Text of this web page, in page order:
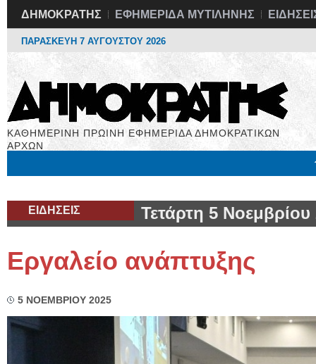
ΔΗΜΟΚΡΑΤΗΣ ΕΦΗΜΕΡΙΔΑ ΜΥΤΙΛΗΝΗΣ
ΠΑΡΑΣΚΕΥΗ 7 ΑΥΓΟΥΣΤΟΥ 2026
ΚΑΘΗΜΕΡΙΝΗ ΠΡΩΙΝΗ ΕΦΗΜΕΡΙΔΑ ΔΗΜΟΚΡΑΤΙΚΩΝ
ΑΡΧΩΝ
ΕΙΔΗΣΕΙΣ Τετάρτη 5 Νοεμβρίου
Εργαλείο ανάπτυξης
5 ΝΟΕΜΒΡΙΟΥ 2025